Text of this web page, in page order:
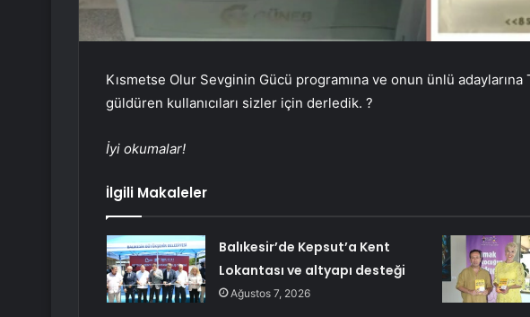
Kısmetse Olur Sevginin Gücü programına ve onun ünlü
güldüren kullanıcıları sizler için derledik. ?
İyi okumalar!
İlgili Makaleler
Balıkesir’de Kepsut’a Kent
Lokantası ve altyapı desteği
Ağustos 7, 2026